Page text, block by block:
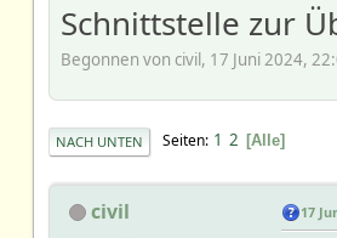
Schnittstelle zur
Begonnen von civil, 17 Juni 2024,
NACH UNTEN Seiten 1 2 Alle
civil 17